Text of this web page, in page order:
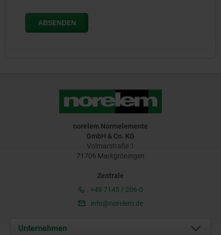
norelem Normelemente
GmbH & Co. KG
Volmarstraße 1
71706 Markgröningen
Zentrale
+49 7145 / 206-0
info@norelem.de
Unternehmen